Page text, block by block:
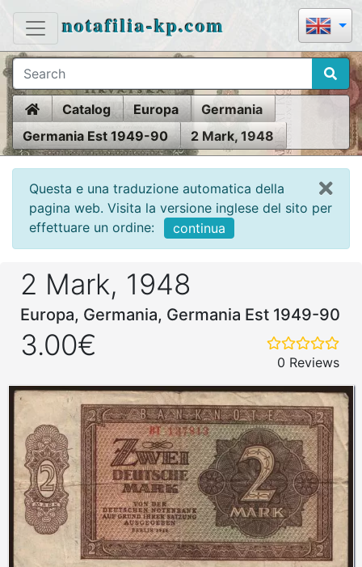
notafilia-kp.com
HomeCatalog Europa
Germania
Germania Est 1949-90
2 Mark, 1948
Questa e una traduzione automatica della
pagina web. Visita la versione inglese del sito per
effettuare un ordine:
continua
2 Mark, 1948
Europa, Germania, Germania Est 1949-90
3.00€
0 Reviews